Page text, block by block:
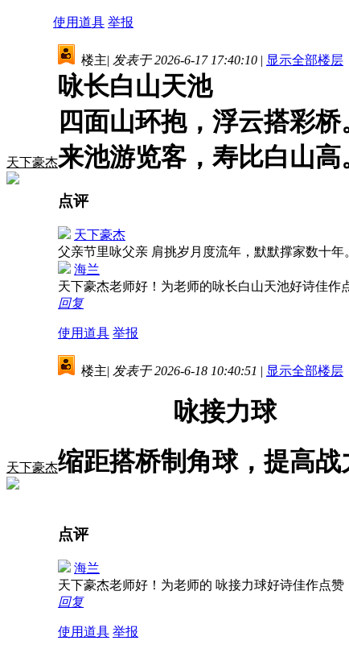
使用道具 举报
天下豪杰
楼主| 发表于 2026-6-17 17:40:10 | 显示全部楼层
咏长白山天池
四面山环抱，浮云搭彩桥
来池游览客，寿比白山高
点评
天下豪杰
父亲节里咏父亲 肩挑岁月度流年，默默撑家数十
海兰
天下豪杰老师好！为老师的咏长白山天池好诗佳作
回复
使用道具 举报
天下豪杰
楼主| 发表于 2026-6-18 10:40:51 | 显示全部楼层
咏接力球
缩距搭桥制角球，提高战
点评
海兰
天下豪杰老师好！为老师的 咏接力球好诗佳作点赞
回复
使用道具 举报